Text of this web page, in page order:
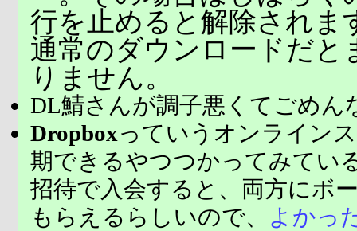
行を止めると解除されま
通常のダウンロードだと
りません。
DL鯖さんが調子悪くてごめん
Dropboxっていうオンライン
期できるやつつかってみてい
招待で入会すると、両方にボ
もらえるらしいので、
よかっ